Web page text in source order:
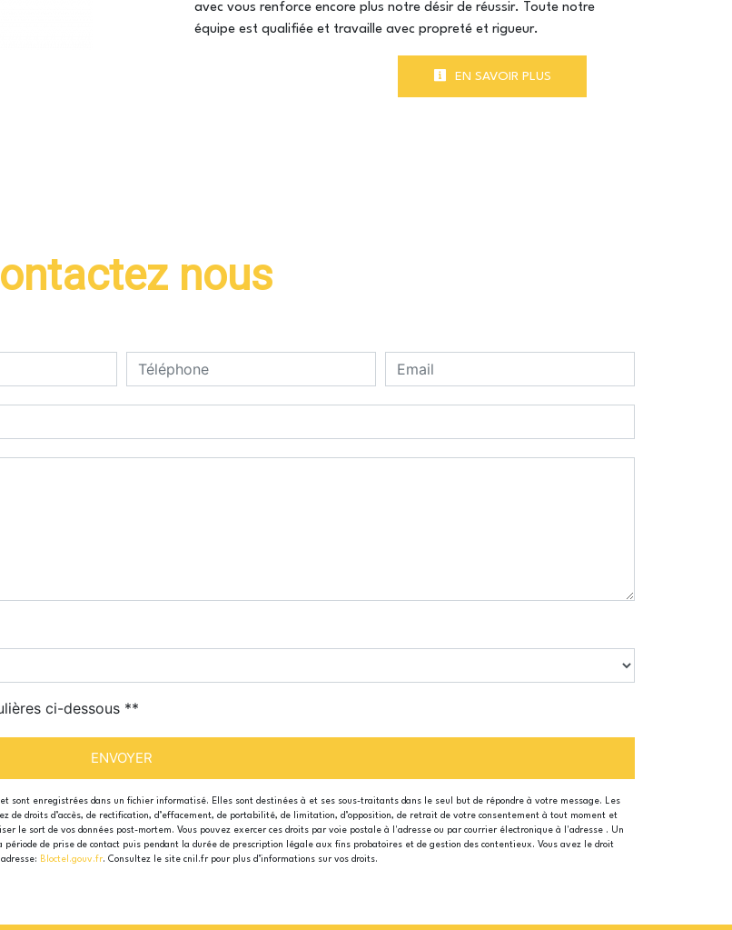
avec vous renforce encore plus notre désir de réussir. Toute notre
équipe est qualifiée et travaille avec propreté et rigueur.
EN SAVOIR PLUS
nous
ci-dessous **
ENVOYER
sont enregistrées dans un fichier informatisé. Elles sont destinées à et ses sous-traitants dans le seul but de répondre à votre message. Les
de droits d’accès, de rectification, d’effacement, de portabilité, de limitation, d’opposition, de retrait de votre consentement à tout moment et
le sort de vos données post-mortem. Vous pouvez exercer ces droits par voie postale à l'adresse ou par courrier électronique à l'adresse . Un
de prise de contact puis pendant la durée de prescription légale aux fins probatoires et de gestion des contentieux. Vous avez le droit
Bloctel.gouv.fr. Consultez le site cnil.fr pour plus d’informations sur vos droits.